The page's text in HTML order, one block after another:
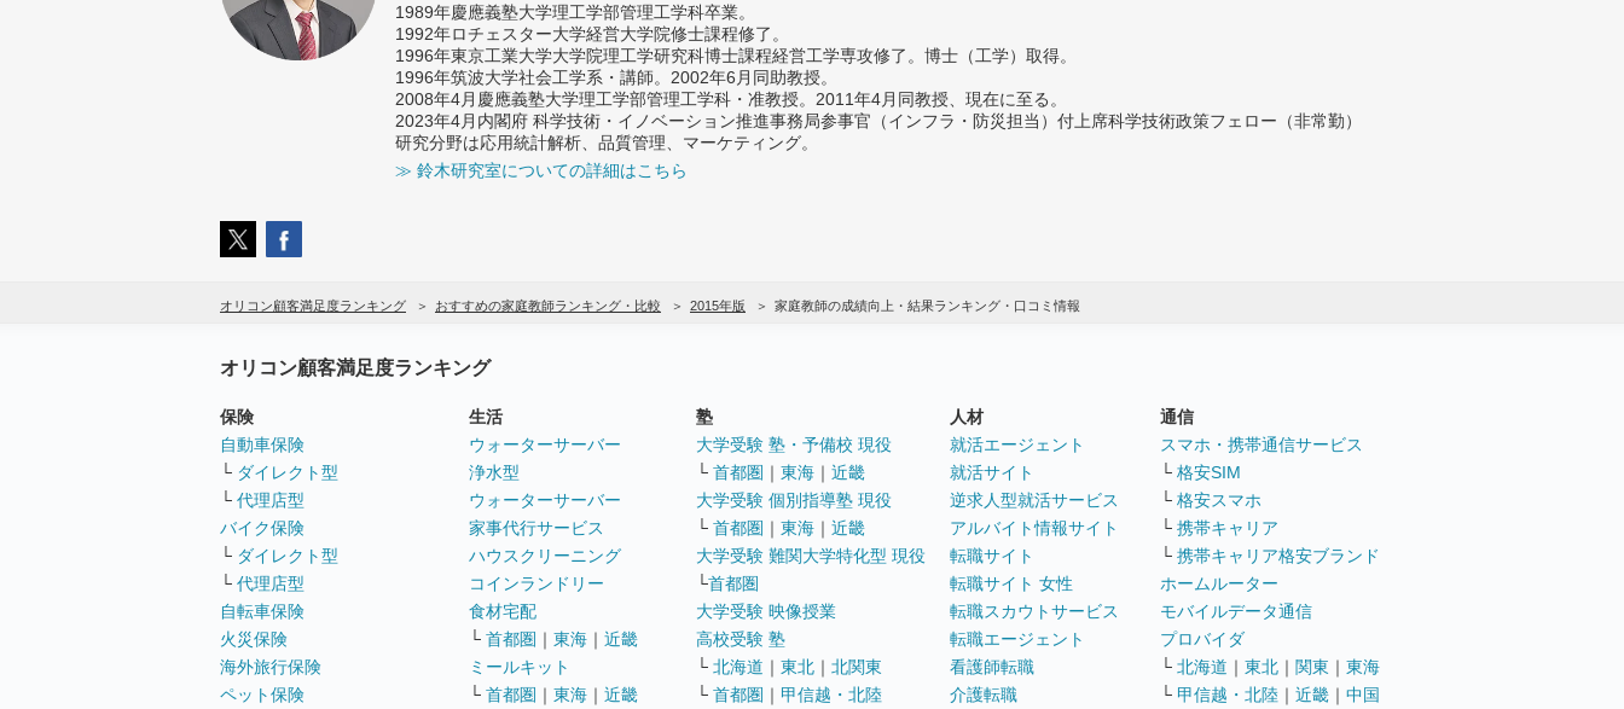
1989年慶應義塾大学理工学部管理工学科卒業。
1992年ロチェスター大学経営大学院修士課程修了。
1996年東京工業大学大学院理工学研究科博士課程経営工学専攻修了。博士（工学）取得。
1996年筑波大学社会工学系・講師。2002年6月同助教授。
2008年4月慶應義塾大学理工学部管理工学科・准教授。2011年4月同教授、現在に至る。
2023年4月内閣府 科学技術・イノベーション推進事務局参事官（インフラ・防災担当）付上席科学技術政策フェロー（非常勤）
研究分野は応用統計解析、品質管理、マーケティング。
≫ 鈴木研究室についての詳細はこちら
オリコン顧客満足度ランキング おすすめの家庭教師ランキング・比較 2015年版 家庭教師の成績向上・結果ランキング・口コミ情報
オリコン顧客満足度ランキング
保険
自動車保険
└ ダイレクト型
└ 代理店型
バイク保険
└ ダイレクト型
└ 代理店型
自転車保険
火災保険
海外旅行保険
ペット保険
生活
ウォーターサーバー
浄水型
ウォーターサーバー
家事代行サービス
ハウスクリーニング
コインランドリー
食材宅配
└ 首都圏 ｜ 東海 ｜ 近畿
ミールキット
└ 首都圏 ｜ 東海 ｜ 近畿
塾
大学受験 塾・予備校 現役
└ 首都圏 ｜ 東海 ｜ 近畿
大学受験 個別指導塾 現役
└ 首都圏 ｜ 東海 ｜ 近畿
大学受験 難関大学特化型 現役
└首都圏
大学受験 映像授業
高校受験 塾
└ 北海道 ｜ 東北 ｜ 北関東
└ 首都圏 ｜ 甲信越・北陸
人材
就活エージェント
就活サイト
逆求人型就活サービス
アルバイト情報サイト
転職サイト
転職サイト 女性
転職スカウトサービス
転職エージェント
看護師転職
介護転職
通信
スマホ・携帯通信サービス
└ 格安SIM
└ 格安スマホ
└ 携帯キャリア
└ 携帯キャリア格安ブランド
ホームルーター
モバイルデータ通信
プロバイダ
└ 北海道 ｜ 東北 ｜ 関東 ｜ 東海
└ 甲信越・北陸 ｜ 近畿 ｜ 中国